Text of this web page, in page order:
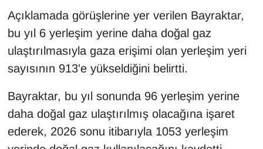
Açıklamada görüşlerine yer verilen Bayraktar,
bu yıl 6 yerleşim yerine daha doğal gaz
ulaştırılmasıyla gaza erişimi olan yerleşim yeri
sayısının 913'e yükseldiğini belirtti.
Bayraktar, bu yıl sonunda 96 yerleşim yerine
daha doğal gaz ulaştırılmış olacağına işaret
ederek, 2026 sonu itibarıyla 1053 yerleşim
Kamu Alımları
Kim Kimdir?
Kültür & Sanat
KURDÎ